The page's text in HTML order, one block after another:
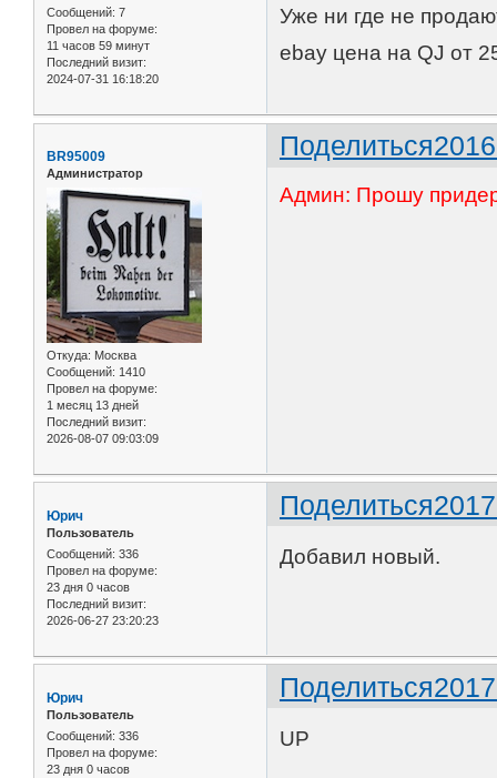
Сообщений: 7
Провел на форуме:
11 часов 59 минут
Последний визит:
2024-07-31 16:18:20
Уже ни где не
ebay цена на QJ от
Поделиться
BR95009
Администратор
Откуда: Москва
Сообщений: 1410
Провел на форуме:
1 месяц 13 дней
Последний визит:
2026-08-07 09:03:09
Админ: Прошу
Поделиться
Юрич
Пользователь
Сообщений: 336
Провел на форуме:
23 дня 0 часов
Последний визит:
2026-06-27 23:20:23
Добавил новый.
Поделиться
Юрич
Пользователь
Сообщений: 336
Провел на форуме:
23 дня 0 часов
UP